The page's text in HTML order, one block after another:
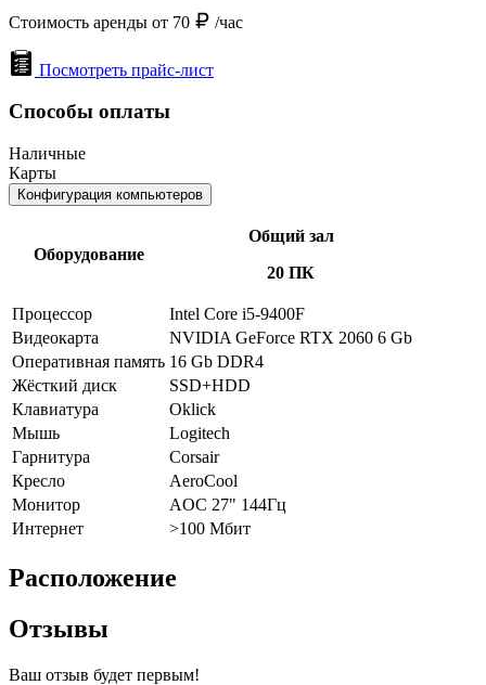
Стоимость аренды от 70 /час
Посмотреть прайс-лист
Способы оплаты
Наличные
Карты
Конфигурация компьютеров
Оборудование
Общий зал
20 ПК
Процессор
Intel Core i5-9400F
Видеокарта
NVIDIA GeForce RTX 2060 6 Gb
Оперативная память 16 Gb DDR4
Жёсткий диск
SSD+HDD
Клавиатура
Oklick
Мышь
Logitech
Гарнитура
Corsair
Кресло
AeroCool
Монитор
AOC 27" 144Гц
Интернет
>100 Мбит
Расположение
Отзывы
Ваш отзыв будет первым!